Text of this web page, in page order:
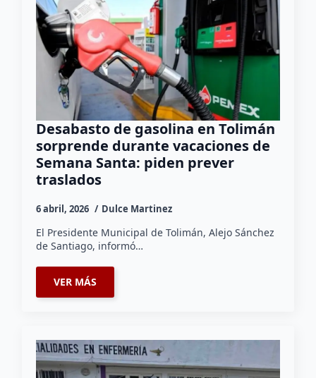
Desabasto de gasolina en Tolimán
sorprende durante vacaciones de
Semana Santa: piden prever
traslados
6 abril, 2026 Dulce Martinez
El Presidente Municipal de Tolimán, Alejo Sánchez
de Santiago, informó…
VER MÁS